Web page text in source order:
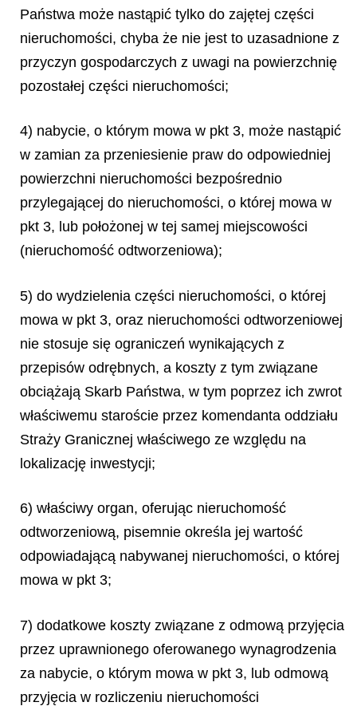
Państwa może nastąpić tylko do zajętej części
nieruchomości, chyba że nie jest to uzasadnione z
przyczyn gospodarczych z uwagi na powierzchnię
pozostałej części nieruchomości;
4) nabycie, o którym mowa w pkt 3, może nastąpić
w zamian za przeniesienie praw do odpowiedniej
powierzchni nieruchomości bezpośrednio
przylegającej do nieruchomości, o której mowa w
pkt 3, lub położonej w tej samej miejscowości
(nieruchomość odtworzeniowa);
5) do wydzielenia części nieruchomości, o której
mowa w pkt 3, oraz nieruchomości odtworzeniowej
nie stosuje się ograniczeń wynikających z
przepisów odrębnych, a koszty z tym związane
obciążają Skarb Państwa, w tym poprzez ich zwrot
właściwemu staroście przez komendanta oddziału
Straży Granicznej właściwego ze względu na
lokalizację inwestycji;
6) właściwy organ, oferując nieruchomość
odtworzeniową, pisemnie określa jej wartość
odpowiadającą nabywanej nieruchomości, o której
mowa w pkt 3;
7) dodatkowe koszty związane z odmową przyjęcia
przez uprawnionego oferowanego wynagrodzenia
za nabycie, o którym mowa w pkt 3, lub odmową
przyjęcia w rozliczeniu nieruchomości